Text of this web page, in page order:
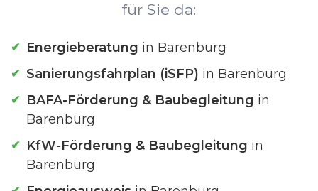
für Sie da:
Energieberatung in Barenburg
Sanierungsfahrplan (iSFP) in Barenburg
BAFA-Förderung & Baubegleitung in
Barenburg
KfW-Förderung & Baubegleitung in
Barenburg